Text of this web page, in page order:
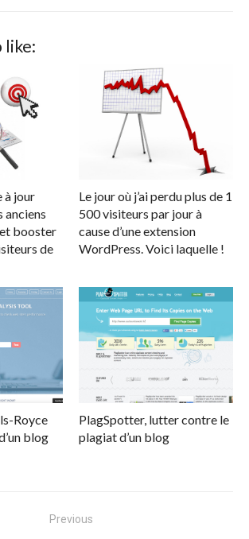
like:
à jour
anciens
booster
de
Le jour où j’ai perdu plus de 1
500 visiteurs par jour à
cause d’une extension
WordPress. Voici laquelle !
Royce
blog
PlagSpotter, lutter contre le
plagiat d’un blog
Previous